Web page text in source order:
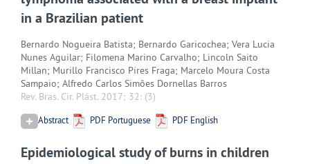
in a Brazilian patient
Bernardo Nogueira Batista; Bernardo Garicochea; Vera Lucia
Nunes Aguilar; Filomena Marino Carvalho; Lincoln Saito
Millan; Murillo Francisco Pires Fraga; Marcelo Moura Costa
Sampaio; Alfredo Carlos Simões Dornellas Barros
Rev. Bras. Cir. Plást. 2017; 32: (3)
Abstract PDF Portuguese PDF English
Epidemiological study of burns in children